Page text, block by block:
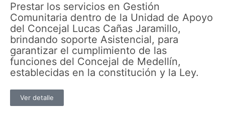
Prestar los servicios en Gestión
Comunitaria dentro de la Unidad de Apoyo
del Concejal Lucas Cañas Jaramillo,
brindando soporte Asistencial, para
garantizar el cumplimiento de las
funciones del Concejal de Medellín,
establecidas en la constitución y la Ley.
Ver detalle